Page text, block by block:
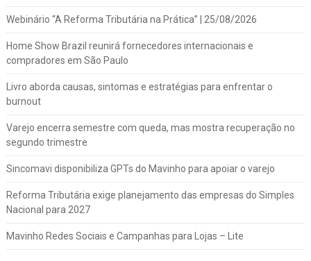
Webinário “A Reforma Tributária na Prática” | 25/08/2026
Home Show Brazil reunirá fornecedores internacionais e
compradores em São Paulo
Livro aborda causas, sintomas e estratégias para enfrentar o
burnout
Varejo encerra semestre com queda, mas mostra recuperação no
segundo trimestre
Sincomavi disponibiliza GPTs do Mavinho para apoiar o varejo
Reforma Tributária exige planejamento das empresas do Simples
Nacional para 2027
Mavinho Redes Sociais e Campanhas para Lojas – Lite